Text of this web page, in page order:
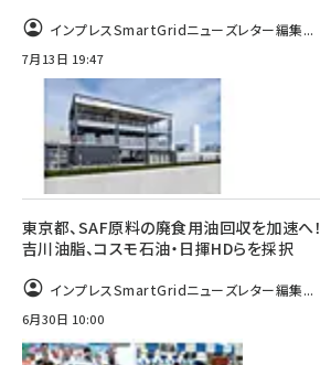
インプレスSmartGridニューズレター編集...
7月13日 19:47
東京都、SAF原料の廃食用油回収を加速へ！
吉川油脂、コスモ石油・日揮HDらを採択
インプレスSmartGridニューズレター編集...
6月30日 10:00